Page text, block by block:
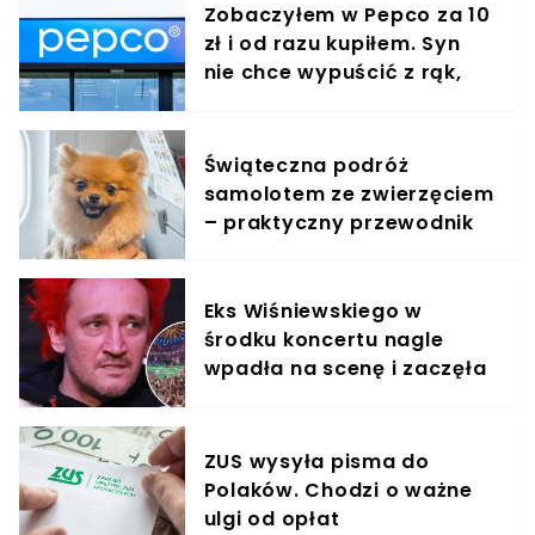
Zobaczyłem w Pepco za 10
zł i od razu kupiłem. Syn
nie chce wypuścić z rąk,
Świąteczna podróż
samolotem ze zwierzęciem
– praktyczny przewodnik
Eks Wiśniewskiego w
środku koncertu nagle
wpadła na scenę i zaczęła
ZUS wysyła pisma do
Polaków. Chodzi o ważne
ulgi od opłat